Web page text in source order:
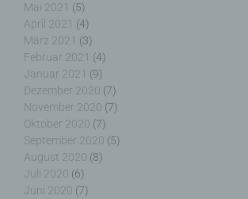
Mai 2021 (5)
April 2021 (4)
März 2021 (3)
Februar 2021 (4)
Januar 2021 (9)
Dezember 2020 (7)
November 2020 (7)
Oktober 2020 (7)
September 2020 (5)
August 2020 (8)
Juli 2020 (6)
Juni 2020 (7)
Name und Anschrift des für die
Verantwortlichen
Verantwortlicher im Sinne der
Grundverordnung, sonstiger in den
der Europäischen Union
Datenschutzgesetze und anderer
mit datenschutzrechtlichem Charakter
Nicht kommerzielle Homepage